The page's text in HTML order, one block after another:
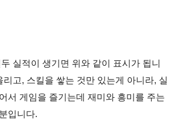
실적이 생기면 위와 같이 표시가 됩니
리고, 스킬을 쌓는 것만 있는게 아니라, 실
서 게임을 즐기는데 재미와 흥미를 주는
입니다.